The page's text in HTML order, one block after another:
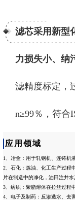
滤芯采用新型
力损失小、纳
滤精度标定，
n≥99％，符合
应用领域
1、冶金：用于轧钢机、连铸机
2、石化：炼油、化工生产过程
片在制造中的净化，油田注井水
3、纺织：聚脂熔体在拉丝过程
4、电子及制药：反渗透水、去